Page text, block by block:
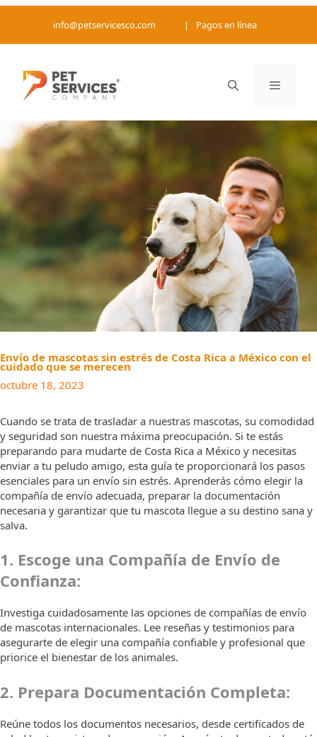
contenido
info@petservicesco.com | Pagos en línea
Envío de mascotas sin estrés de Costa Rica a México con el
cuidado que se merecen
octubre 18, 2023
Cuando se trata de trasladar a nuestras mascotas, su comodidad
y seguridad son nuestra máxima preocupación. Si te estás
preparando para mudarte de Costa Rica a México y necesitas
enviar a tu peludo amigo, esta guía te proporcionará los pasos
esenciales para un envío sin estrés. Aprenderás cómo elegir la
compañía de envío adecuada, preparar la documentación
necesaria y garantizar que tu mascota llegue a su destino sana y
salva.
1. Escoge una Compañía de Envío de
Confianza:
Investiga cuidadosamente las opciones de compañías de envío
de mascotas internacionales. Lee reseñas y testimonios para
asegurarte de elegir una compañía confiable y profesional que
priorice el bienestar de los animales.
2. Prepara Documentación Completa:
Reúne todos los documentos necesarios, desde certificados de